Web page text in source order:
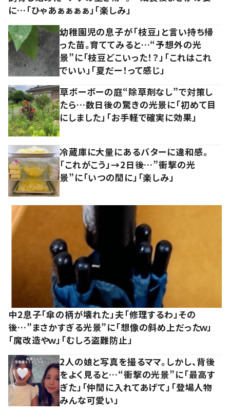
に…「ひゃあぁぁぁぁ」「楽しみ」
幼稚園児の息子が「枝豆」と言い持ち帰
った苗。育ててみると…“予想外の光
景”に「枝豆どこいった！？」「これはこれ
でいい」「夏だー！って感じ」
草ボーボーの庭“除草剤なし”で対策し
たら…数日後の驚きの光景に「初めて目
にしました」「お手軽で確実に効果」
冷蔵庫に大量にあるバターに違和感。
「これがこう」→2日後…”衝撃の光
景”に「いつの間に」「楽しみ」
中2息子「傘の柄が壊れた」夫「修理するわ」その
後…”まさかすぎる光景”に「想像の斜め上だったｗ」
「魔改造やｗ」「むしろ盗難防止」
2人の娘と写真を撮るママ。しかし、背後
をよく見ると…“衝撃の光景”に「最高す
ぎた」「仲間に入れてあげて」「登場人物
みんな可愛い」